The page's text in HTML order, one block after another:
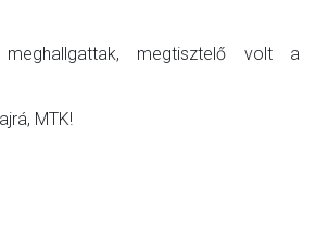
megtisztelő volt a
MTK!